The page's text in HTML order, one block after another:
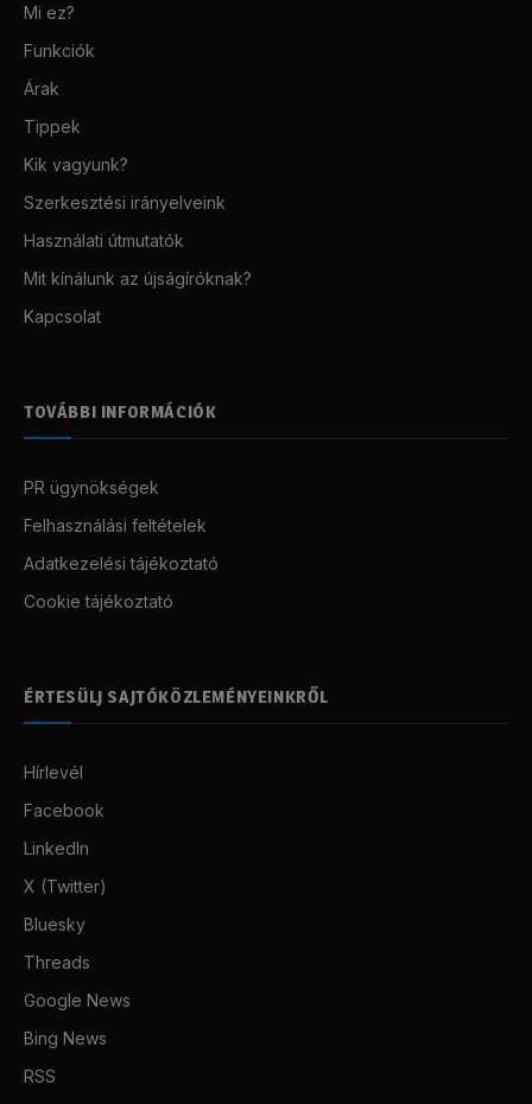
Mi ez?
Funkciók
Árak
Tippek
Kik vagyunk?
Szerkesztési irányelveink
Használati útmutatók
Mit kínálunk az újságíróknak?
Kapcsolat
TOVÁBBI INFORMÁCIÓK
PR ügynökségek
Felhasználási feltételek
Adatkezelési tájékoztató
Cookie tájékoztató
ÉRTESÜLJ SAJTÓKÖZLEMÉNYEINKRŐL
Hírlevél
Facebook
LinkedIn
X (Twitter)
Bluesky
Threads
Google News
Bing News
RSS